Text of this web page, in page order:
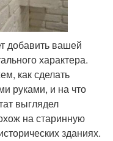
добавить вашей
характера.
как сделать
руками, и на что
выглядел
на старинную
зданиях.